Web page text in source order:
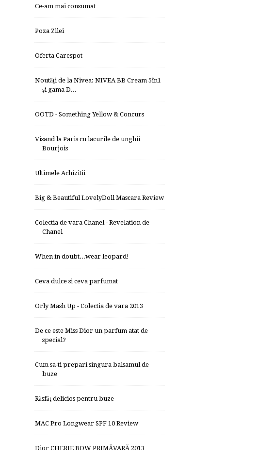
Ce-am mai consumat
Poza Zilei
Oferta Carespot
Noutăţi de la Nivea: NIVEA BB Cream 5în1
şi gama D...
OOTD - Something Yellow & Concurs
Visand la Paris cu lacurile de unghii
Bourjois
Ultimele Achizitii
Big & Beautiful LovelyDoll Mascara Review
Colectia de vara Chanel - Revelation de
Chanel
When in doubt...wear leopard!
Ceva dulce si ceva parfumat
Orly Mash Up - Colectia de vara 2013
De ce este Miss Dior un parfum atat de
special?
Cum sa-ti prepari singura balsamul de
buze
Răsfăţ delicios pentru buze
MAC Pro Longwear SPF 10 Review
Dior CHERIE BOW PRIMĂVARĂ 2013